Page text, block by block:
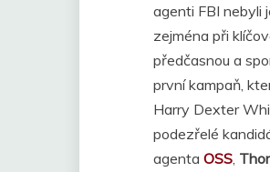
agenti FBI nebyli
zejména při
předčasnou a
první kampaň,
Harry Dexter
podezřelé
agenta OSS